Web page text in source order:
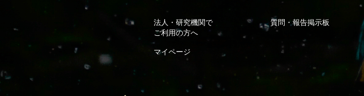
法人・研究機関で
ご利用の方へ
質問・報告掲示板
マイページ